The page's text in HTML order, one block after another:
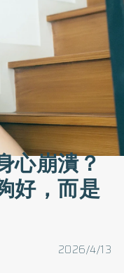
心崩潰？
好，而是
2026/4/13